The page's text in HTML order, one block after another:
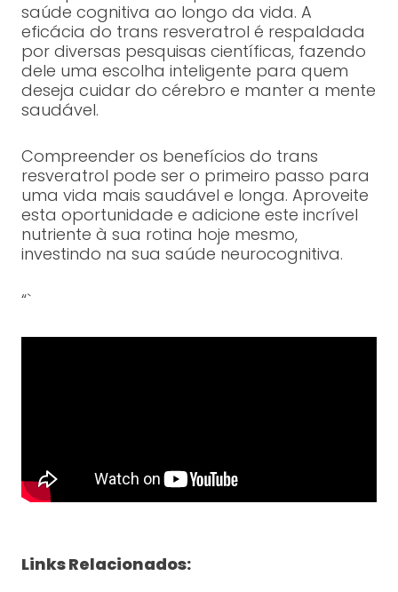
saúde cognitiva ao longo da vida. A
eficácia do trans resveratrol é respaldada
por diversas pesquisas científicas, fazendo
dele uma escolha inteligente para quem
deseja cuidar do cérebro e manter a mente
saudável.
Compreender os benefícios do trans
resveratrol pode ser o primeiro passo para
uma vida mais saudável e longa. Aproveite
esta oportunidade e adicione este incrível
nutriente à sua rotina hoje mesmo,
investindo na sua saúde neurocognitiva.
“`
Links Relacionados: